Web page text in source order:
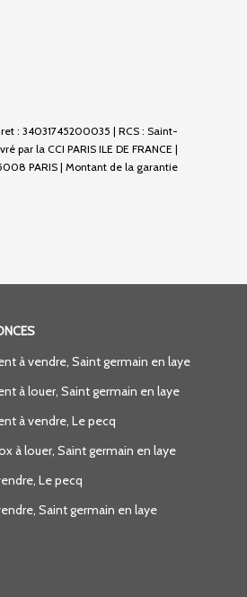
: 34031745200035 | RCS : Saint-
par la CCI PARIS ILE DE FRANCE |
PARIS | Montant de la garantie
à vendre, Saint germain en laye
à louer, Saint germain en laye
à vendre, Le pecq
à louer, Saint germain en laye
Le pecq
Saint germain en laye